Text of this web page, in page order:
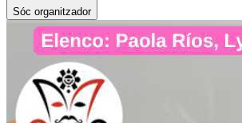
Sóc organitzador